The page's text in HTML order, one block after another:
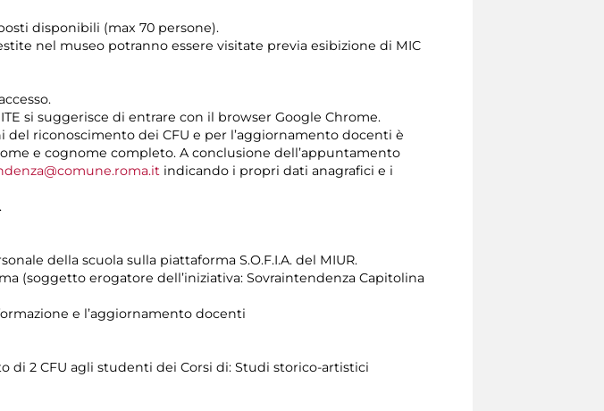
disponibili (max 70 persone).
nel museo potranno essere visitate previa esibizione di MIC
si suggerisce di entrare con il browser Google Chrome.
riconoscimento dei CFU e per l’aggiornamento docenti è
e cognome completo. A conclusione dell’appuntamento
indicando i propri dati anagrafici e i
della scuola sulla piattaforma S.O.F.I.A. del MIUR.
(soggetto erogatore dell’iniziativa: Sovraintendenza Capitolina
e l’aggiornamento docenti
di 2 CFU agli studenti dei Corsi di: Studi storico-artistici